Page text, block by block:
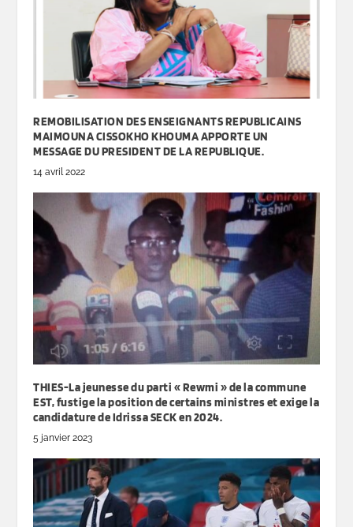
REMOBILISATION DES ENSEIGNANTS REPUBLICAINS
MAIMOUNA CISSOKHO KHOUMA APPORTE UN
MESSAGE DU PRESIDENT DE LA REPUBLIQUE.
14 avril 2022
THIES-La jeunesse du parti « Rewmi » de la commune
EST, fustige la position de certains ministres et exige la
candidature de Idrissa SECK en 2024.
5 janvier 2023